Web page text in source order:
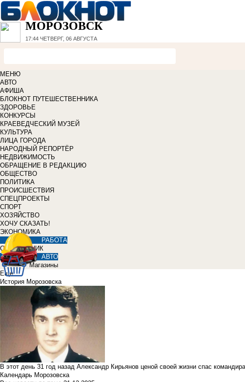
МОРОЗОВСК
17:44 ЧЕТВЕРГ, 06 АВГУСТА
МЕНЮ
АВТО
АФИША
БЛОКНОТ ПУТЕШЕСТВЕННИКА
ЗДОРОВЬЕ
КОНКУРСЫ
КРАЕВЕДЧЕСКИЙ МУЗЕЙ
КУЛЬТУРА
ЛИЦА ГОРОДА
НАРОДНЫЙ РЕПОРТЁР
НЕДВИЖИМОСТЬ
ОБРАЩЕНИЕ В РЕДАКЦИЮ
ОБЩЕСТВО
ПОЛИТИКА
ПРОИСШЕСТВИЯ
СПЕЦПРОЕКТЫ
СПОРТ
ХОЗЯЙСТВО
ХОЧУ СКАЗАТЬ!
ЭКОНОМИКА
РАБОТА
СПРАВОЧНИК
АВТО
Магазины
Еще
История Морозовска
В этот день 31 год назад Александр Кирьянов ценой своей жизни спас командира
Календарь Морозовска